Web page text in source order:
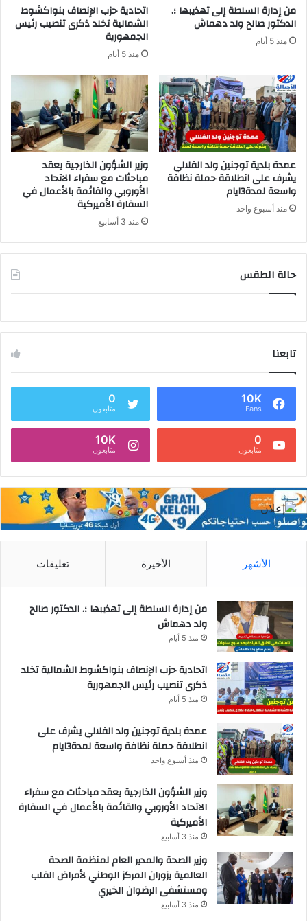
من إدارة السلطة إلى تهذيبها ؛.
الدكتور صالح ولد دهماش
منذ 5 أيام
اتحادية حزب الإنصاف بنواكشوط
الشمالية تخلد ذكرى تنصيب رئيس
الجمهورية
منذ 5 أيام
عمدة بلدية توجنين ولد الفلالي
يشرف على انطلاقة حملة نظافة
واسعة لمدة3ايام
منذ أسبوع واحد
وزير الشؤون الخارجية يعقد
مباحثات مع سفراء الاتحاد
الأوروبي والقائمة بالأعمال في
السفارة الأميركية
منذ 3 أسابيع
حالة الطقس
تابعنا
10K
Fans
0
متابعون
0
متابعون
10K
متابعون
الأشهر الأخيرة تعليقات
من إدارة السلطة إلى تهذيبها ؛. الدكتور صالح
ولد دهماش
منذ 5 أيام
اتحادية حزب الإنصاف بنواكشوط الشمالية تخلد
ذكرى تنصيب رئيس الجمهورية
منذ 5 أيام
عمدة بلدية توجنين ولد الفلالي يشرف على
انطلاقة حملة نظافة واسعة لمدة3ايام
منذ أسبوع واحد
وزير الشؤون الخارجية يعقد مباحثات مع سفراء
الاتحاد الأوروبي والقائمة بالأعمال في السفارة
الأميركية
منذ 3 أسابيع
وزير الصحة والمدير العام لمنظمة الصحة
العالمية يزوران المركز الوطني لأمراض القلب
ومستشفى الرضوان الخيري
منذ 3 أسابيع